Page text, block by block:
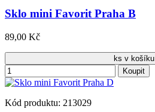
Sklo mini Favorit Praha B
89,00 Kč
ks v košíku
Koupit
Kód produktu: 213029